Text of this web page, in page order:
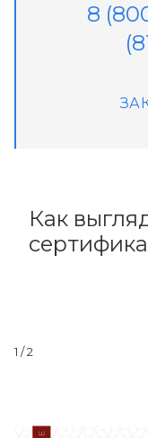
8
Как
1 / 2